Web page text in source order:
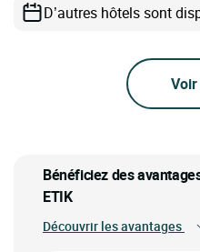
D’autres hôtels sont
Bénéficiez des
ETIK
Découvrir les avantages